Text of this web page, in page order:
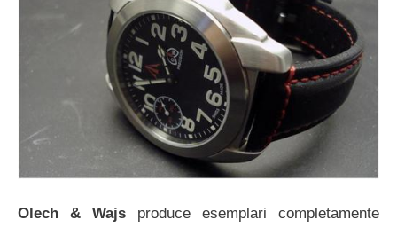
Olech & Wajs produce esemplari completamente